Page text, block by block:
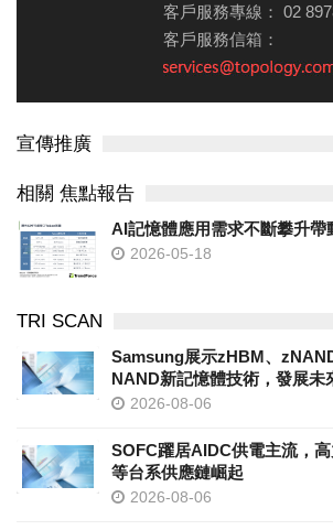
客戶服務專線： 02
客戶服務信箱：
宣傳推廣
相關 焦點報告
AI記憶體應用需求不斷攀升帶
2026-05-18
TRI SCAN
Samsung展示zHBM、
NAND新記憶體技術，發展未
2026-08-06
SOFC躍居AIDC供電主流，
等台系供應鏈崛起
2026-08-06